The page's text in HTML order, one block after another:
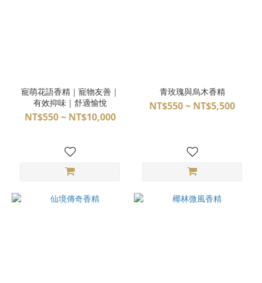
寵萌花語香精｜寵物友善｜
有效抑味｜舒適愉悅
NT$550 ~ NT$10,000
青玫瑰與烏木香精
NT$550 ~ NT$5,500